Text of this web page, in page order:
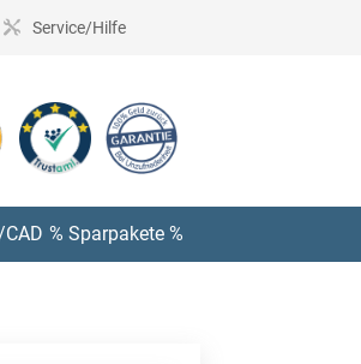
Service/Hilfe
% Sparpakete %